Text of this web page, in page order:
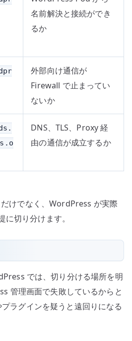
名前解決と接続ができ
るか
外部向け通信が
Firewall で止まってい
ないか
DNS、TLS、Proxy 経
由の通信が成立するか
けでなく、WordPress が実際
切り分けます。
では、切り分ける場所を明
管理画面で失敗しているからと
ラグインを疑うと遠回りになる